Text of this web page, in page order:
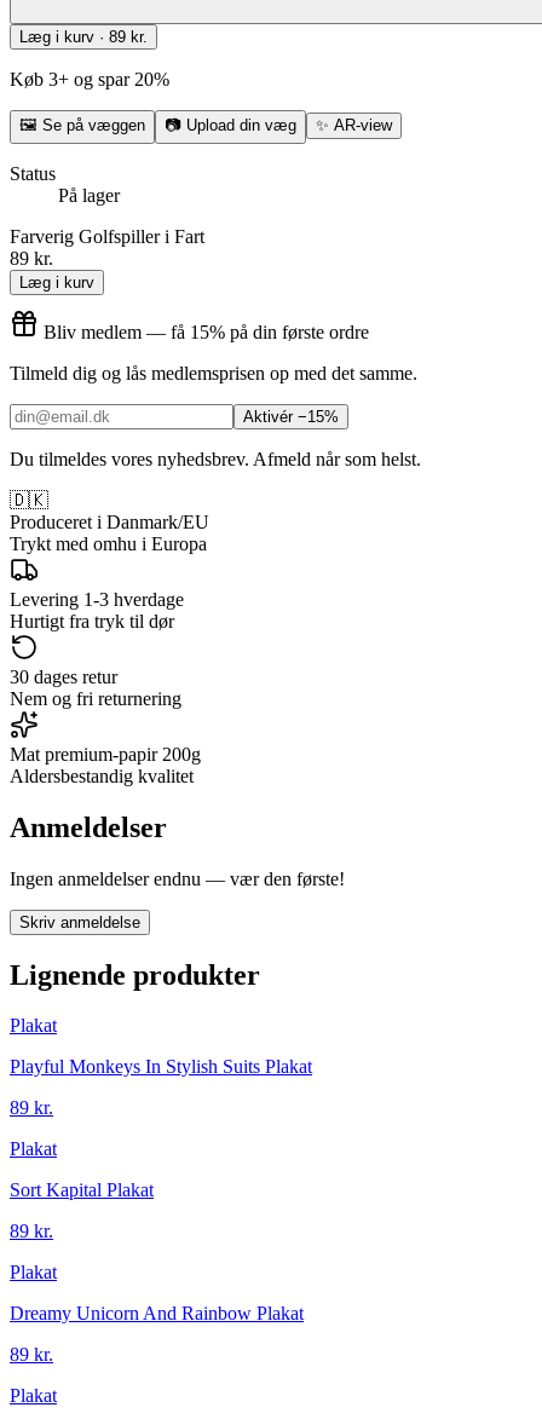
Læg i kurv · 89 kr.
Køb 3+ og spar 20%
🖼 Se på væggen 📷 Upload din væg ✨ AR-view
Status
På lager
Farverig Golfspiller i Fart
89 kr.
Læg i kurv
Bliv medlem — få 15% på din første ordre
Tilmeld dig og lås medlemsprisen op med det samme.
Aktivér −15%
Du tilmeldes vores nyhedsbrev. Afmeld når som helst.
🇩🇰
Produceret i Danmark/EU
Trykt med omhu i Europa
Levering 1-3 hverdage
Hurtigt fra tryk til dør
30 dages retur
Nem og fri returnering
Mat premium-papir 200g
Aldersbestandig kvalitet
Anmeldelser
Ingen anmeldelser endnu — vær den første!
Skriv anmeldelse
Lignende produkter
Plakat
Playful Monkeys In Stylish Suits Plakat
89 kr.
Plakat
Sort Kapital Plakat
89 kr.
Plakat
Dreamy Unicorn And Rainbow Plakat
89 kr.
Plakat